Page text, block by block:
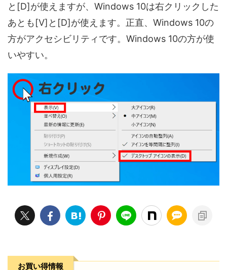
と[D]が使えますが、Windows 10は右クリックした
あとも[V]と[D]が使えます。正直、Windows 10の
方がアクセシビリティです。Windows 10の方が使
いやすい。
お買い得情報